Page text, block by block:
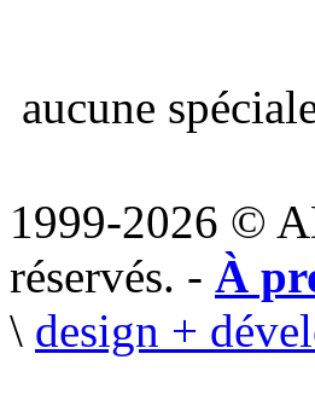
aucune
1999-2026 ©
réservés. - À
\ design +